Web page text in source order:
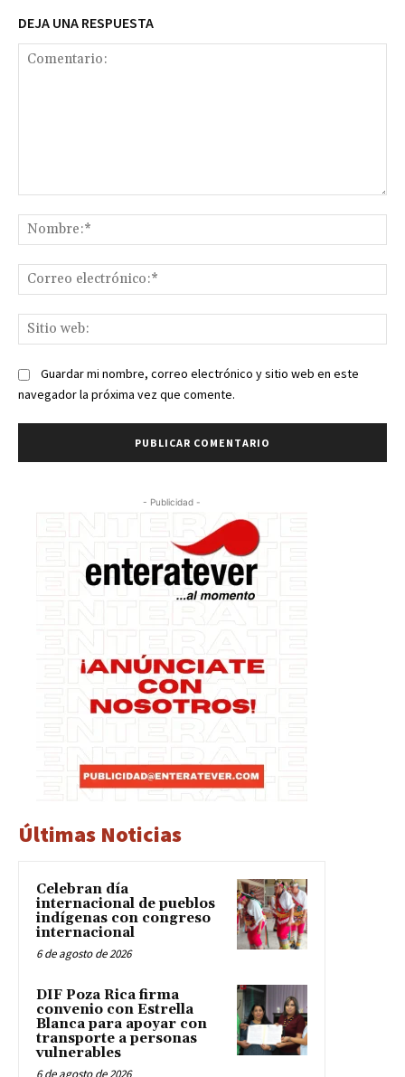
DEJA UNA RESPUESTA
Guardar mi nombre, correo electrónico y sitio web en este
navegador la próxima vez que comente.
- Publicidad -
Últimas Noticias
Celebran día
internacional de pueblos
indígenas con congreso
internacional
6 de agosto de 2026
DIF Poza Rica firma
convenio con Estrella
Blanca para apoyar con
transporte a personas
vulnerables